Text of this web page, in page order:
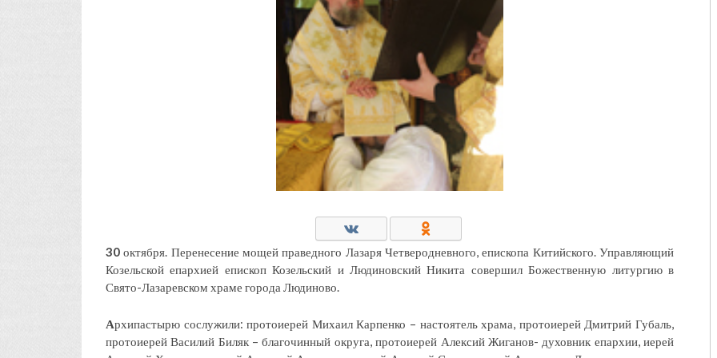
КОНТАКТЫ/РЕКВИЗИТЫ
30 октября. Перенесение мощей праведного Лазаря Четверодневного, епископа Китийского. Управляющий
Козельской епархией епископ Козельский и Людиновский Никита совершил Божественную литургию в
Свято-Лазаревском храме города Людиново.
Архипастырю сослужили: протоиерей Михаил Карпенко – настоятель храма, протоиерей Дмитрий Губаль,
протоиерей Василий Биляк – благочинный округа, протоиерей Алексий Жиганов- духовник епархии, иерей